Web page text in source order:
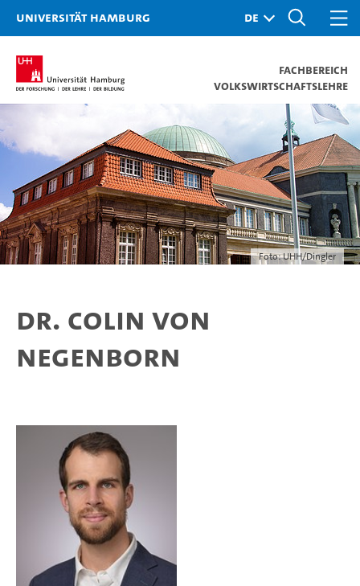
Universität Hamburg
Fachbereich
Volkswirtschaftslehre
Foto: UHH/Dingler
Dr. Colin von
Negenborn